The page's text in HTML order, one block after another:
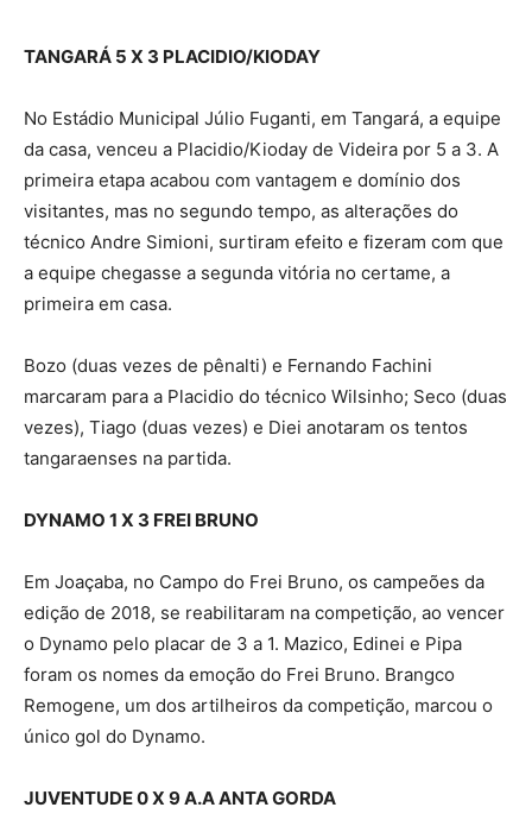
TANGARÁ 5 X 3 PLACIDIO/KIODAY
No Estádio Municipal Júlio Fuganti, em Tangará, a equipe
da casa, venceu a Placidio/Kioday de Videira por 5 a 3. A
primeira etapa acabou com vantagem e domínio dos
visitantes, mas no segundo tempo, as alterações do
técnico Andre Simioni, surtiram efeito e fizeram com que
a equipe chegasse a segunda vitória no certame, a
primeira em casa.
Bozo (duas vezes de pênalti) e Fernando Fachini
marcaram para a Placidio do técnico Wilsinho; Seco (duas
vezes), Tiago (duas vezes) e Diei anotaram os tentos
tangaraenses na partida.
DYNAMO 1 X 3 FREI BRUNO
Em Joaçaba, no Campo do Frei Bruno, os campeões da
edição de 2018, se reabilitaram na competição, ao vencer
o Dynamo pelo placar de 3 a 1. Mazico, Edinei e Pipa
foram os nomes da emoção do Frei Bruno. Brangco
Remogene, um dos artilheiros da competição, marcou o
único gol do Dynamo.
JUVENTUDE 0 X 9 A.A ANTA GORDA